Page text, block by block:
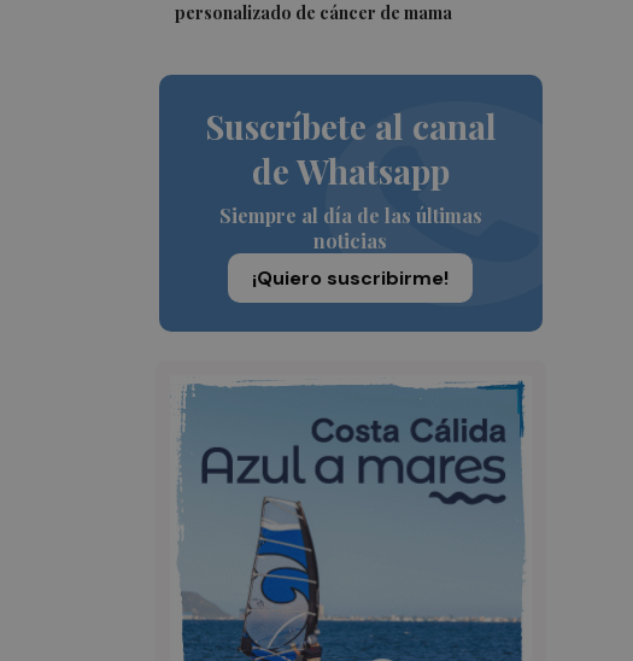
personalizado de cáncer de mama
Suscríbete al canal
de Whatsapp
Siempre al día de las últimas
noticias
¡Quiero suscribirme!